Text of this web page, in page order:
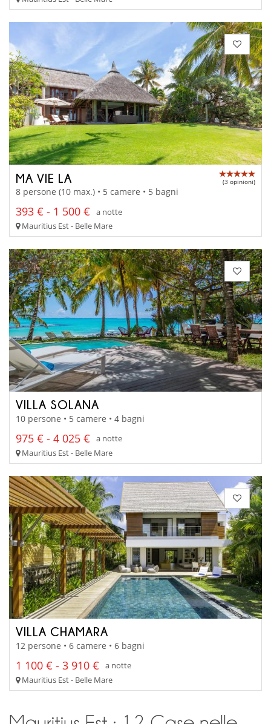
MA VIE LA (3 opinioni)
8 persone (10 max.) • 5 camere • 5 bagni
393 € - 1 500 €
a notte
Mauritius Est - Belle Mare
VILLA SOLANA
10 persone • 5 camere • 4 bagni
975 € - 4 025 €
a notte
Mauritius Est - Belle Mare
VILLA CHAMARA
12 persone • 6 camere • 6 bagni
1 100 € - 3 910 €
a notte
Mauritius Est - Belle Mare